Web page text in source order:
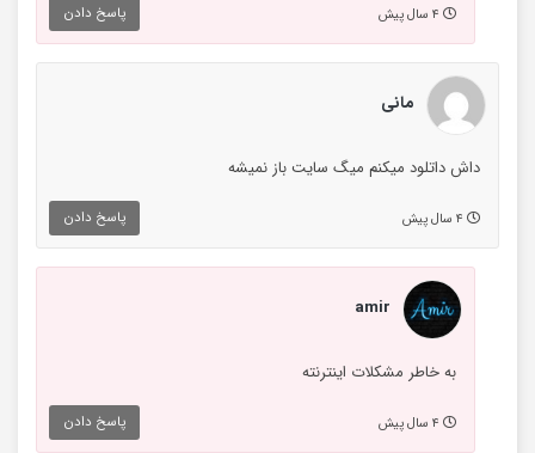
پاسخ دادن
مانی
داش داتلود میکنم میگ سایت باز نمیشه
پاسخ دادن
amir
به خاطر مشکلات اینترنته
پاسخ دادن